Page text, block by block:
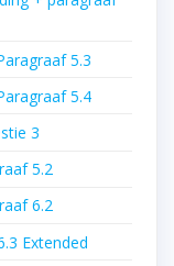
5.3
5.4
3
5.2
6.2
Extended